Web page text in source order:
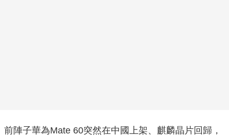
前陣子華為Mate 60突然在中國上架、麒麟晶片回歸，